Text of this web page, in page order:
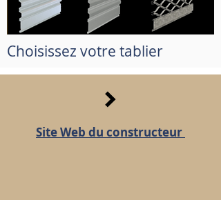
Choisissez votre tablier
Site Web du constructeur